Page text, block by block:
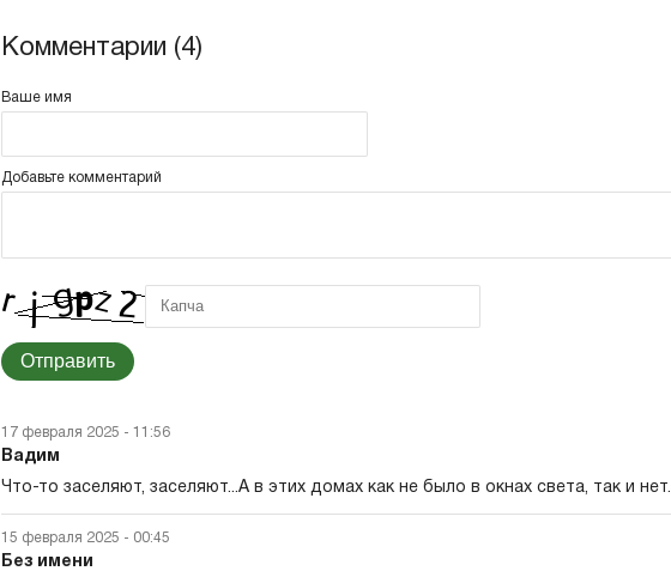
Комментарии (4)
Ваше имя
Добавьте комментарий
Отправить
17 февраля 2025 - 11:56
Вадим
Что-то заселяют, заселяют...А в этих домах как не было в окнах света, так и нет.
15 февраля 2025 - 00:45
Без имени